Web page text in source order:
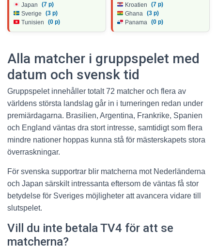
Japan
(7 p)
Sverige
(3 p)
Tunisien
(0 p)
Kroatien
(7 p)
Ghana
(3 p)
Panama
(0 p)
Alla matcher i gruppspelet med
datum och svensk tid
Gruppspelet innehåller totalt 72 matcher och flera av
världens största landslag går in i turneringen redan under
premiärdagarna. Brasilien, Argentina, Frankrike, Spanien
och England väntas dra stort intresse, samtidigt som flera
mindre nationer hoppas kunna stå för mästerskapets stora
överraskningar.
För svenska supportrar blir matcherna mot Nederländerna
och Japan särskilt intressanta eftersom de väntas få stor
betydelse för Sveriges möjligheter att avancera vidare till
slutspelet.
Vill du inte betala TV4 för att se
matcherna?